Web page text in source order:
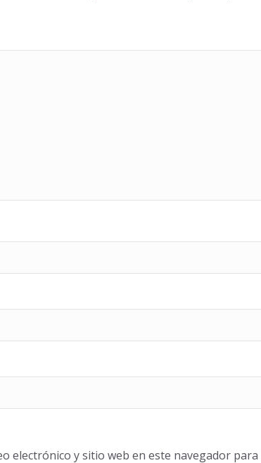
electrónico y sitio web en este navegador